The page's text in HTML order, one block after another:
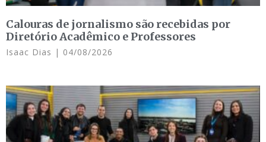
Calouras de jornalismo são recebidas por
Diretório Acadêmico e Professores
Isaac Dias 04/08/2026